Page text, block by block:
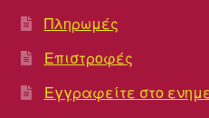
Πληρωμές
Επιστροφές
Εγγραφείτε στο